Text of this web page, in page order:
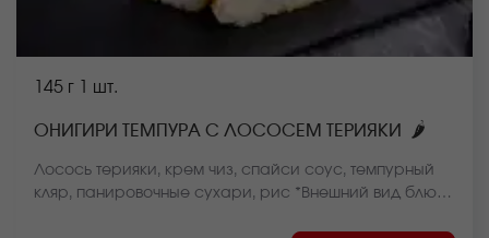
145 г 1 шт.
ОНИГИРИ ТЕМПУРА С ЛОСОСЕМ ТЕРИЯКИ 🌶
Лосось терияки, крем чиз, спайси соус, темпурный
кляр, панировочные сухари, рис *Внешний вид блюда